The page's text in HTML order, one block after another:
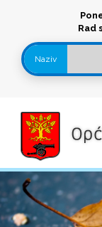
Rad
Naziv